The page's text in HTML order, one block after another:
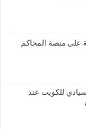
على منصة المحاكم
للكويت عند